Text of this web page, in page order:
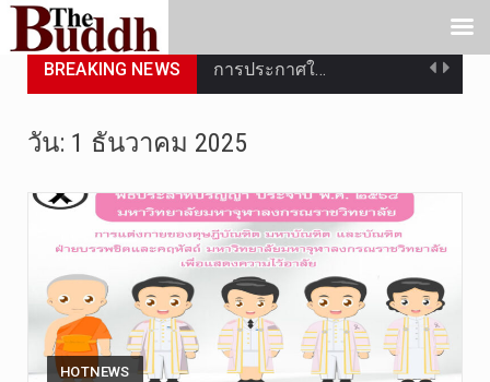
BREAKING NEWS การประกาศใ…
วันที่ 4 ส…
วันจันทร์ท…
วันที่ 3 ก…
บทวิเคราะห…
วัน: 1 ธันวาคม 2025
HOTNEWS